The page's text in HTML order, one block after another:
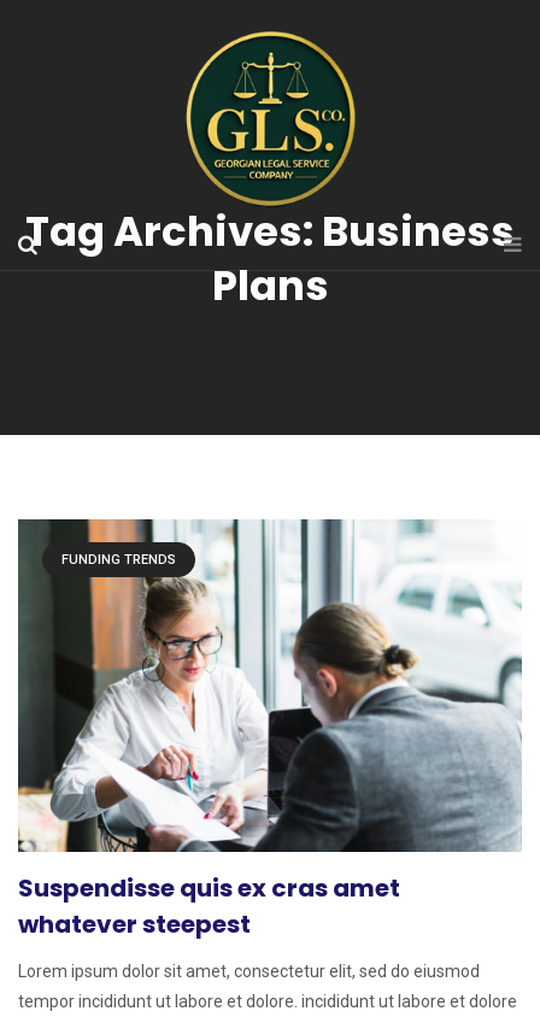
Tag Archives: Business
Plans
FUNDING TRENDS
Suspendisse quis ex cras amet
whatever steepest
Lorem ipsum dolor sit amet, consectetur elit, sed do eiusmod
tempor incididunt ut labore et dolore. incididunt ut labore et dolore